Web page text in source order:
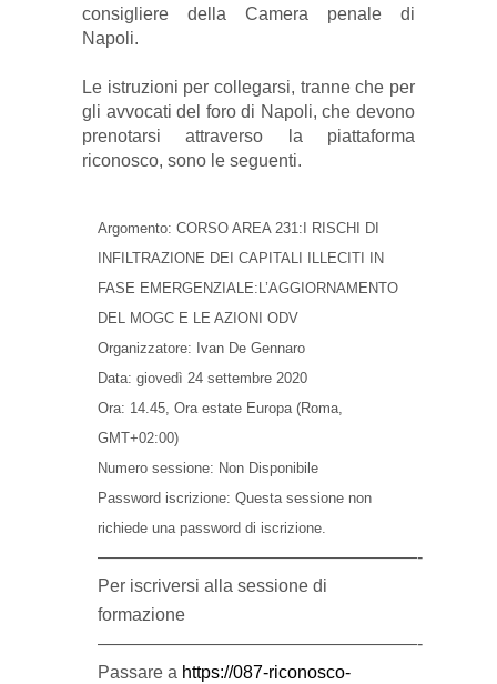
consigliere della Camera penale di
Napoli.
Le istruzioni per collegarsi, tranne che per
gli avvocati del foro di Napoli, che devono
prenotarsi attraverso la piattaforma
riconosco, sono le seguenti.
Argomento: CORSO AREA 231:I RISCHI DI
INFILTRAZIONE DEI CAPITALI ILLECITI IN
FASE EMERGENZIALE:L’AGGIORNAMENTO
DEL MOGC E LE AZIONI ODV
Organizzatore: Ivan De Gennaro
Data: giovedì 24 settembre 2020
Ora: 14.45, Ora estate Europa (Roma,
GMT+02:00)
Numero sessione: Non Disponibile
Password iscrizione: Questa sessione non
richiede una password di iscrizione.
——————————————————-
Per iscriversi alla sessione di
formazione
——————————————————-
Passare a https://087-riconosco-